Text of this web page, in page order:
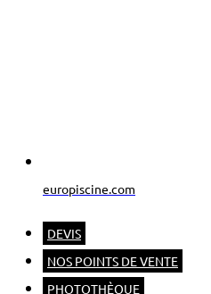
europiscine.com
DEVIS
NOS POINTS DE VENTE
PHOTOTHÈQUE